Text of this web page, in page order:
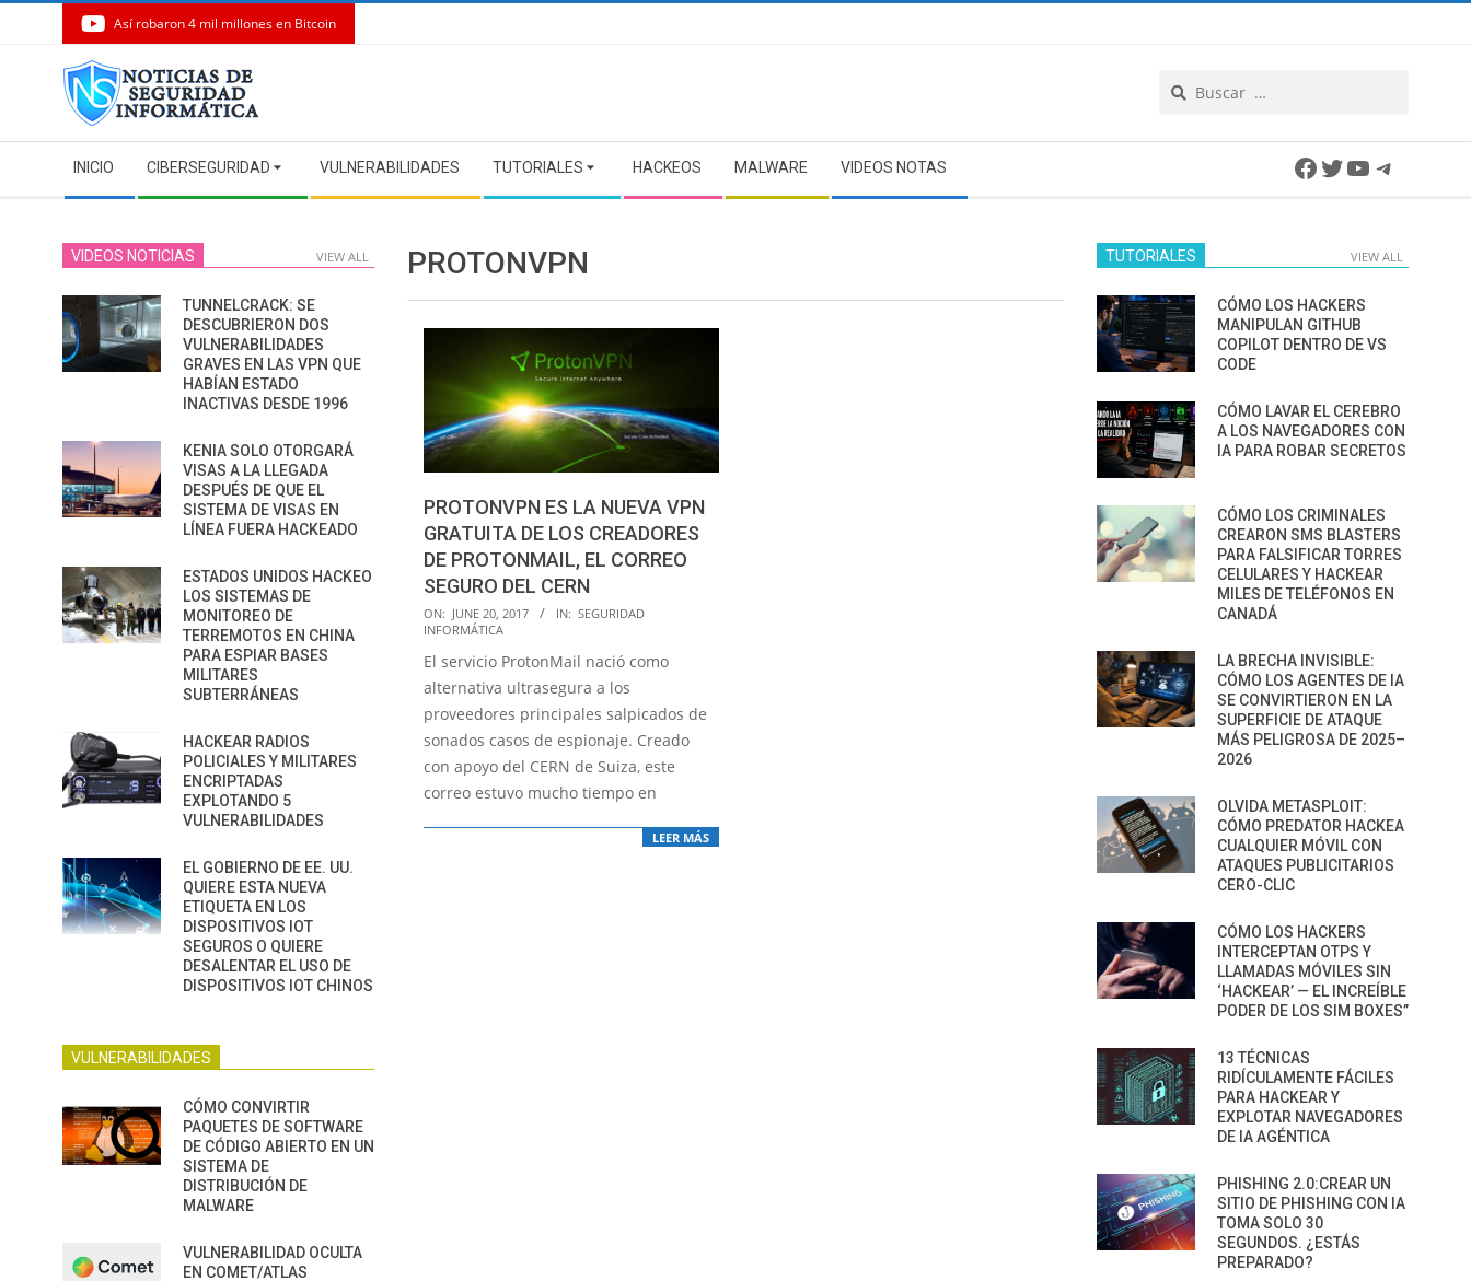
Así robaron 4 mil millones en Bitcoin
Navigation
Menu
INICIO CIBERSEGURIDAD VULNERABILIDADES TUTORIALES HACKEOS MALWARE VIDEOS NOTAS Facebook
Twitter
YouTube
PROTONVPN
PROTONVPN ES LA NUEVA VPN
GRATUITA DE LOS CREADORES
DE PROTONMAIL, EL CORREO
SEGURO DEL CERN
2017-
06-
20
ON: JUNE 20, 2017 IN: SEGURIDAD
INFORMÁTICA
El servicio ProtonMail nació como
alternativa ultrasegura a los
proveedores principales salpicados de
sonados casos de espionaje. Creado
con apoyo del CERN de Suiza, este
correo estuvo mucho tiempo en
LEER MÁS
VIDEOS NOTICIAS VIEW ALL
TUNNELCRACK: SE
DESCUBRIERON DOS
VULNERABILIDADES
GRAVES EN LAS VPN QUE
HABÍAN ESTADO
INACTIVAS DESDE 1996
KENIA SOLO OTORGARÁ
VISAS A LA LLEGADA
DESPUÉS DE QUE EL
SISTEMA DE VISAS EN
LÍNEA FUERA HACKEADO
ESTADOS UNIDOS HACKEO
LOS SISTEMAS DE
MONITOREO DE
TERREMOTOS EN CHINA
PARA ESPIAR BASES
MILITARES
SUBTERRÁNEAS
HACKEAR RADIOS
POLICIALES Y MILITARES
ENCRIPTADAS
EXPLOTANDO 5
VULNERABILIDADES
EL GOBIERNO DE EE. UU.
QUIERE ESTA NUEVA
ETIQUETA EN LOS
DISPOSITIVOS IOT
SEGUROS O QUIERE
DESALENTAR EL USO DE
DISPOSITIVOS IOT CHINOS
VULNERABILIDADES
CÓMO CONVIRTIR
PAQUETES DE SOFTWARE
DE CÓDIGO ABIERTO EN UN
SISTEMA DE
DISTRIBUCIÓN DE
MALWARE
VULNERABILIDAD OCULTA
EN COMET/ATLAS
TUTORIALES VIEW ALL
CÓMO LOS HACKERS
MANIPULAN GITHUB
COPILOT DENTRO DE VS
CODE
CÓMO LAVAR EL CEREBRO
A LOS NAVEGADORES CON
IA PARA ROBAR SECRETOS
CÓMO LOS CRIMINALES
CREARON SMS BLASTERS
PARA FALSIFICAR TORRES
CELULARES Y HACKEAR
MILES DE TELÉFONOS EN
CANADÁ
LA BRECHA INVISIBLE:
CÓMO LOS AGENTES DE IA
SE CONVIRTIERON EN LA
SUPERFICIE DE ATAQUE
MÁS PELIGROSA DE 2025–
2026
OLVIDA METASPLOIT:
CÓMO PREDATOR HACKEA
CUALQUIER MÓVIL CON
ATAQUES PUBLICITARIOS
CERO-CLIC
CÓMO LOS HACKERS
INTERCEPTAN OTPS Y
LLAMADAS MÓVILES SIN
‘HACKEAR’ — EL INCREÍBLE
PODER DE LOS SIM BOXES”
13 TÉCNICAS
RIDÍCULAMENTE FÁCILES
PARA HACKEAR Y
EXPLOTAR NAVEGADORES
DE IA AGÉNTICA
PHISHING 2.0:CREAR UN
SITIO DE PHISHING CON IA
TOMA SOLO 30
SEGUNDOS. ¿ESTÁS
PREPARADO?